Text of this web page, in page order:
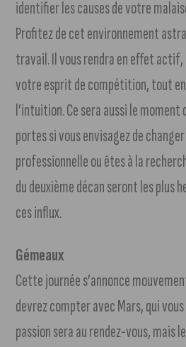
identifier les causes de votre
Profitez de cet environnement
travail. Il vous rendra en effet
votre esprit de compétition, tout
l’intuition. Ce sera aussi le
portes si vous envisagez de
professionnelle ou êtes à la
du deuxième décan seront les plus
ces influx.
Gémeaux
Cette journée s’annonce
devrez compter avec Mars, qui vous
passion sera au rendez-vous, mais